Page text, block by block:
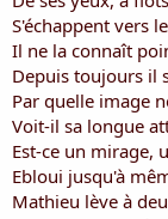
S'échappent vers
Il ne la connaît
Depuis toujours il
Par quelle image
Voit-il sa longue
Est-ce un mirage,
Ebloui jusqu'à
Mathieu lève à